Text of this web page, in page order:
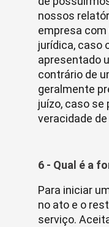
nossos
empresa com
jurídica, caso
apresentado
contrário de
geralmente
juízo, caso
veracidade
6 - Qual é a
Para iniciar
no ato e o
serviço.